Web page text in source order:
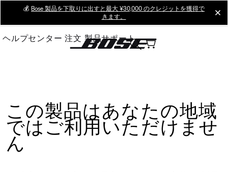
Main
💰 Bose 製品を下取りに出すと最大 ¥30,000 のクレジットを獲得で
きます。
ヘルプセンター 注文 製品サポート
この製品はあなたの地域
ではご利用いただけませ
ん